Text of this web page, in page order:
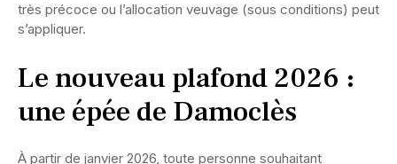
très précoce ou l’allocation veuvage (sous conditions) peut
s’appliquer.
Le nouveau plafond 2026 :
une épée de Damoclès
À partir de janvier 2026, toute personne souhaitant